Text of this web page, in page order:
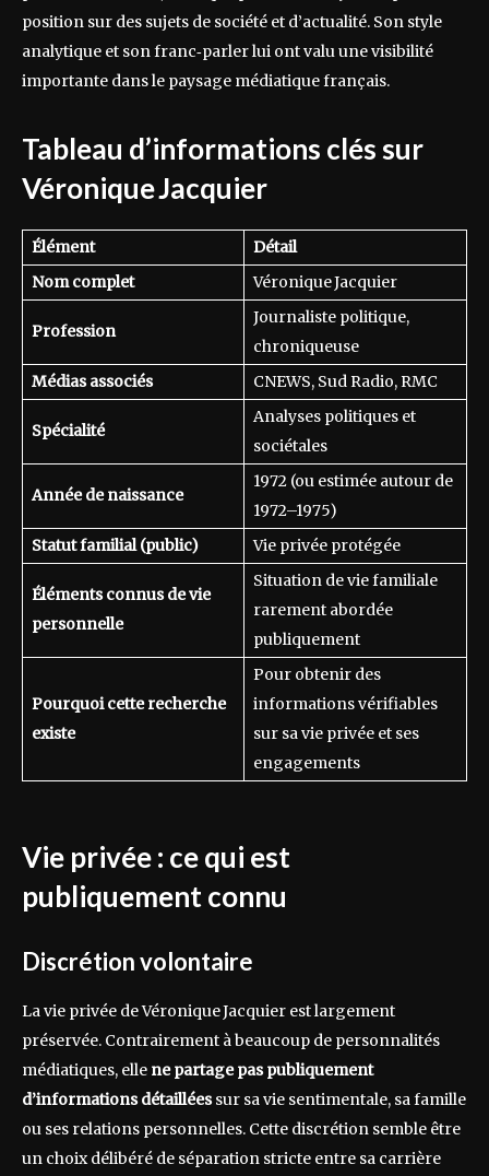
position sur des sujets de société et d’actualité. Son style
analytique et son franc‑parler lui ont valu une visibilité
importante dans le paysage médiatique français.
Tableau d’informations clés sur
Véronique Jacquier
Élément
Détail
Nom complet
Véronique Jacquier
Profession
Journaliste politique,
chroniqueuse
Médias associés
CNEWS, Sud Radio, RMC
Spécialité
Analyses politiques et
sociétales
Année de naissance
1972 (ou estimée autour de
1972–1975)
Statut familial (public)
Vie privée protégée
Éléments connus de vie
personnelle
Situation de vie familiale
rarement abordée
publiquement
Pourquoi cette recherche
existe
Pour obtenir des
informations vérifiables
sur sa vie privée et ses
engagements
Vie privée : ce qui est
publiquement connu
Discrétion volontaire
La vie privée de Véronique Jacquier est largement
préservée. Contrairement à beaucoup de personnalités
médiatiques, elle ne partage pas publiquement
d’informations détailléessur sa vie sentimentale, sa famille
ou ses relations personnelles. Cette discrétion semble être
un choix délibéré de séparation stricte entre sa carrière